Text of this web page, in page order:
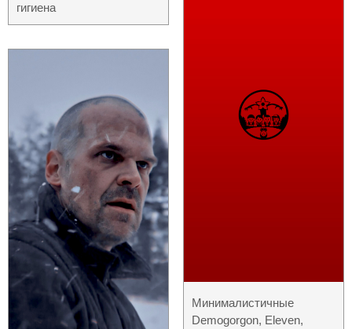
гигиена
Минималистичные
Demogorgon, Eleven,